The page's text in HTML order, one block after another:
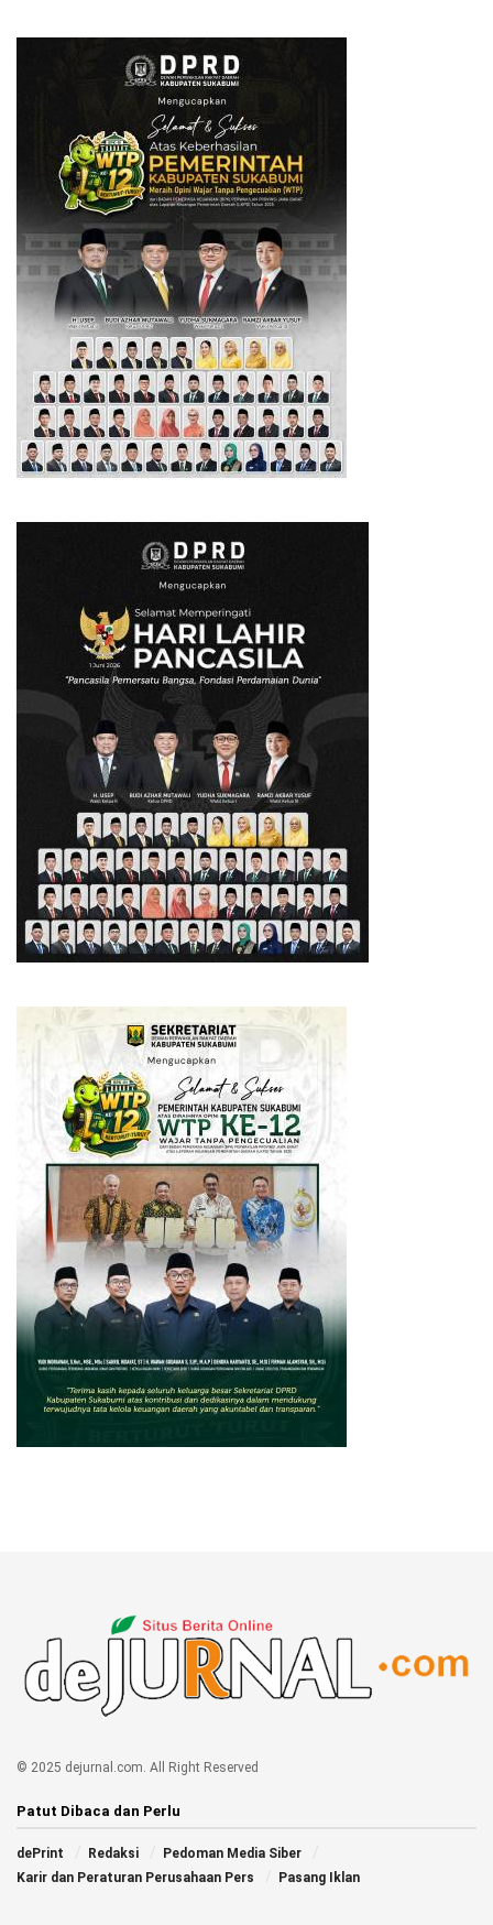
© 2025 dejurnal.com. All Right Reserved
Patut Dibaca dan Perlu
dePrint Redaksi
Pedoman Media Siber
Karir dan Peraturan Perusahaan Pers
Pasang Iklan